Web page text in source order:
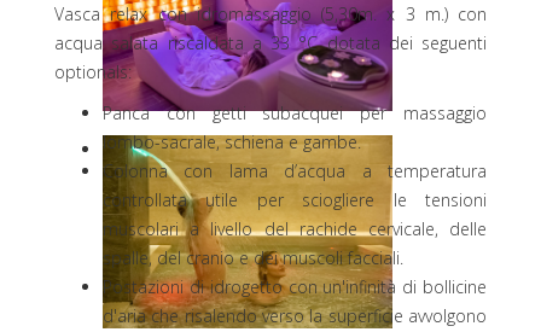
Vasca relax con idromassaggio (5,30m. x 3 m.) con
acqua salata riscaldata a 33 °C dotata dei seguenti
optionals:
Panca con getti subacquei per massaggio
lombo-sacrale, schiena e gambe.
Colonna con lama d’acqua a temperatura
controllata utile per sciogliere le tensioni
muscolari a livello del rachide cervicale, delle
spalle, del cranio e dei muscoli facciali.
Postazioni di idrogetto con un'infinità di bollicine
d'aria che risalendo verso la superficie avvolgono